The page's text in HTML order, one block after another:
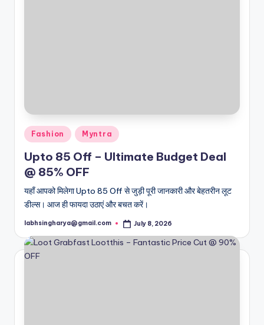
Posted
in
Fashion Myntra
Upto 85 Off – Ultimate Budget Deal
@ 85% OFF
यहाँ आपको मिलेगा Upto 85 Off से जुड़ी पूरी जानकारी और बेहतरीन लूट
डील्स। आज ही फायदा उठाएं और बचत करें।
Posted
labhsingharya@gmail.com July 8, 2026